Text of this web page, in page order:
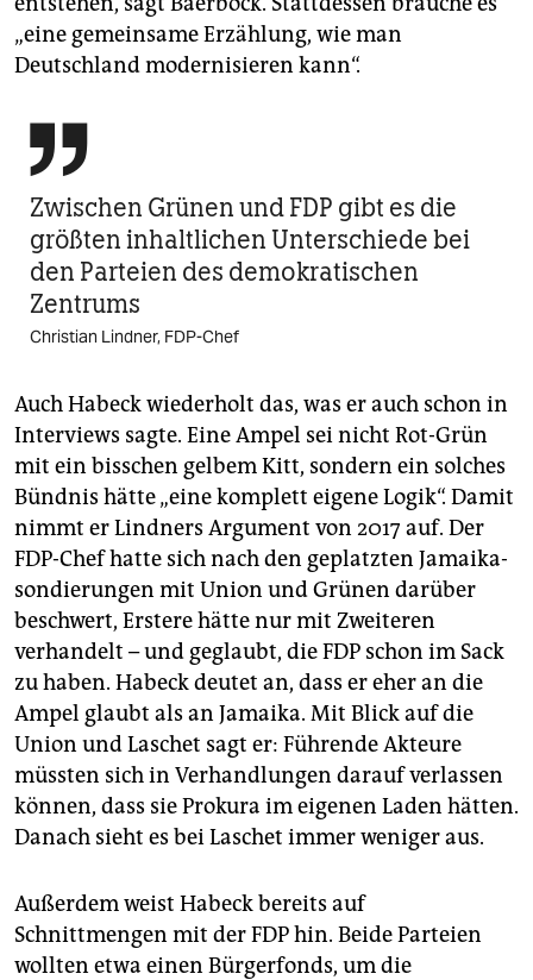
„eine gemeinsame Erzählung, wie man
Deutschland modernisieren kann“.

Zwischen Grünen und FDP gibt es die
größten inhaltlichen Unterschiede bei
den Parteien des demokratischen
Zentrums
Christian Lindner, FDP-Chef
Auch Habeck wiederholt das, was er auch schon in
Interviews sagte. Eine Ampel sei nicht Rot-Grün
mit ein bisschen gelbem Kitt, sondern ein solches
Bündnis hätte „eine komplett eigene Logik“. Damit
nimmt er Lindners Argument von 2017 auf. Der
FDP-Chef hatte sich nach den geplatzten Jamaika­
sondierungen mit Union und Grünen darüber
beschwert, Erstere hätte nur mit Zweiteren
verhandelt – und geglaubt, die FDP schon im Sack
zu haben. Habeck deutet an, dass er eher an die
Ampel glaubt als an Jamaika. Mit Blick auf die
Union und Laschet sagt er: Führende Akteure
müssten sich in Verhandlungen darauf verlassen
können, dass sie Prokura im eigenen Laden hätten.
Danach sieht es bei Laschet immer weniger aus.
Außerdem weist Habeck bereits auf
Schnittmengen mit der FDP hin. Beide Parteien
wollten etwa einen Bürgerfonds, um die